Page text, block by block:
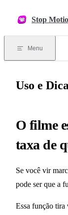
Stop
Menu
Uso e
O filme
taxa de
Se você vir
pode ser que a
Essa função tira